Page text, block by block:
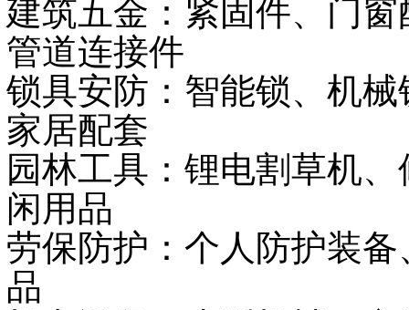
建筑五金 ：紧固件、门
管道连接件
锁具安防 ：智能锁、机
家居配套
园林工具 ：锂电割草机
闲用品
劳保防护 ：个人防护装
品